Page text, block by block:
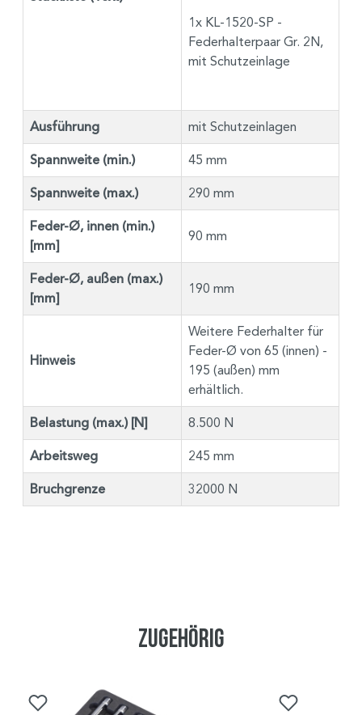
1x KL-1520-SP -
Federhalterpaar Gr. 2N,
mit Schutzeinlage
Ausführung mit Schutzeinlagen
Spannweite (min.) 45 mm
Spannweite (max.) 290 mm
Feder-Ø, innen (min.)
[mm]
90 mm
Feder-Ø, außen (max.)
[mm]
190 mm
Hinweis
Weitere Federhalter für
Feder-Ø von 65 (innen) -
195 (außen) mm
erhältlich.
Belastung (max.) [N] 8.500 N
Arbeitsweg 245 mm
Bruchgrenze 32000 N
Zugehörig